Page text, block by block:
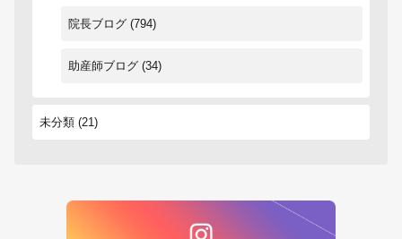
院長ブログ (794)
助産師ブログ (34)
未分類 (21)